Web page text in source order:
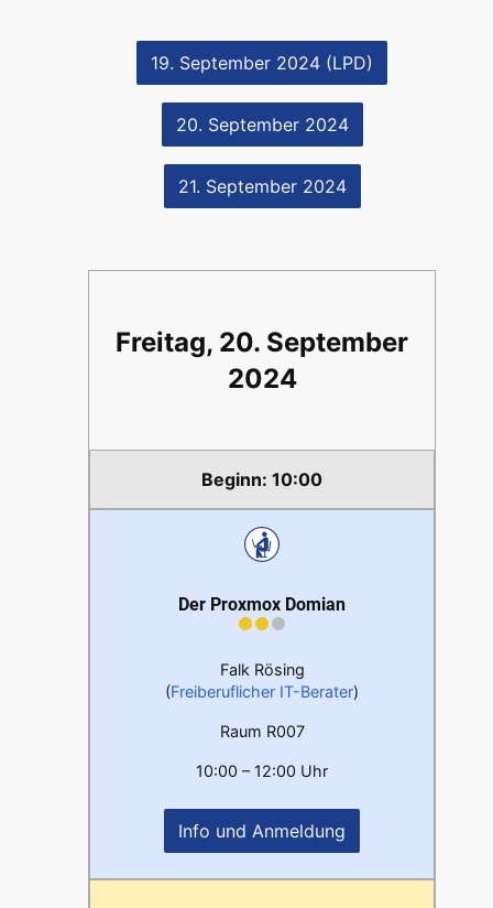
19. September 2024 (LPD)
20. September 2024
21. September 2024
Freitag, 20. September
2024
10:00
Der Proxmox Domian
Falk Rösing
(Freiberuflicher IT-Berater)
Raum R007
10:00 – 12:00 Uhr
Info und Anmeldung